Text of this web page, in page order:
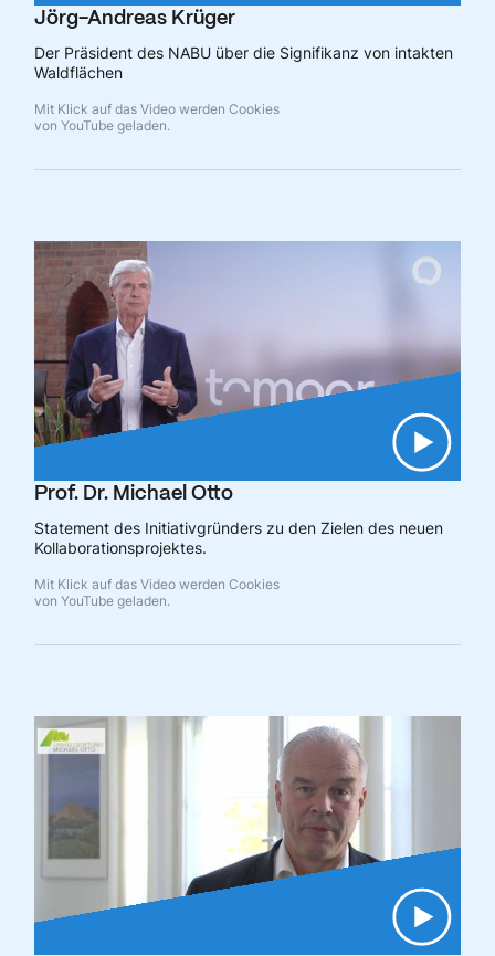
Jörg-Andreas Krüger
Der Präsident des NABU über die Signifikanz von intakten
Waldflächen
Mit Klick auf das Video werden Cookies
von YouTube geladen.
Prof. Dr. Michael Otto
Statement des Initiativgründers zu den Zielen des neuen
Kollaborationsprojektes.
Mit Klick auf das Video werden Cookies
von YouTube geladen.